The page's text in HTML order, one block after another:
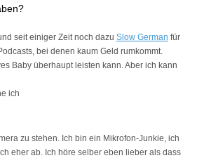
seit einiger Zeit noch dazu Slow German für
bei denen kaum Geld rumkommt.
Baby überhaupt leisten kann. Aber ich kann
ich
zu stehen. Ich bin ein Mikrofon-Junkie, ich
eher ab. Ich höre selber eben lieber als dass